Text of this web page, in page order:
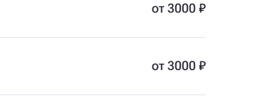
от 3000 ₽
от 3000 ₽